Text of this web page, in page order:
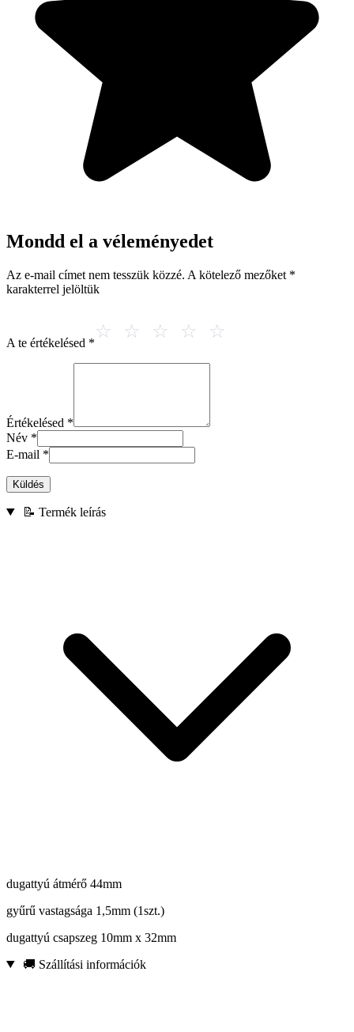
Mondd el a véleményedet
Az e-mail címet nem tesszük közzé. A kötelező mezőket *
karakterrel jelöltük
A te értékelésed *
Értékelésed *
Név *
E-mail *
Küldés
📝 Termék leírás
dugattyú átmérő 44mm
gyűrű vastagsága 1,5mm (1szt.)
dugattyú csapszeg 10mm x 32mm
🚚 Szállítási információk